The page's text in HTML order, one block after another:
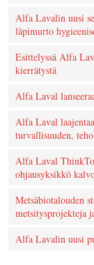
Alfa Lavalin uusi
läpimurto
Esittelyssä Alfa
kierrätystä
Alfa Laval
Alfa Laval
turvallisuuden,
Alfa Laval
ohjausyksikkö
Metsäbiotalouden
metsitysprojekteja
Alfa Lavalin uusi